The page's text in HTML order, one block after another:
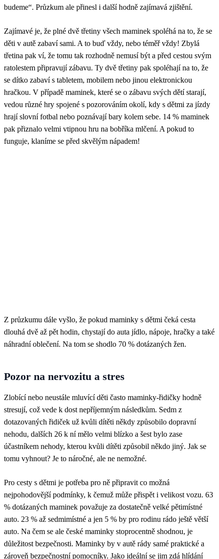
budeme“. Průzkum ale přinesl i další hodně zajímavá zjištění.
Zajímavé je, že plné dvě třetiny všech maminek spoléhá na to, že se
děti v autě zabaví sami. A to buď vždy, nebo téměř vždy! Zbylá
třetina pak ví, že tomu tak rozhodně nemusí být a před cestou svým
ratolestem připravují zábavu. Ty dvě třetiny pak spoléhají na to, že
se dítko zabaví s tabletem, mobilem nebo jinou elektronickou
hračkou. V případě maminek, které se o zábavu svých dětí starají,
vedou různé hry spojené s pozorováním okolí, kdy s dětmi za jízdy
hrají slovní fotbal nebo poznávají bary kolem sebe. 14 % maminek
pak přiznalo velmi vtipnou hru na bobříka mlčení. A pokud to
funguje, klaníme se před skvělým nápadem!
Z průzkumu dále vyšlo, že pokud maminky s dětmi čeká cesta
dlouhá dvě až pět hodin, chystají do auta jídlo, nápoje, hračky a také
náhradní oblečení. Na tom se shodlo 70 % dotázaných žen.
Pozor na nervozitu a stres
Zlobící nebo neustále mluvící děti často maminky-řidičky hodně
stresují, což vede k dost nepříjemným následkům. Sedm z
dotazovaných řidiček už kvůli dítěti někdy způsobilo dopravní
nehodu, dalších 26 k ní mělo velmi blízko a šest bylo zase
účastníkem nehody, kterou kvůli dítěti způsobil někdo jiný. Jak se
tomu vyhnout? Je to náročné, ale ne nemožné.
Pro cesty s dětmi je potřeba pro ně připravit co možná
nejpohodovější podmínky, k čemuž může přispět i velikost vozu. 63
% dotázaných maminek považuje za dostatečně velké pětimístné
auto. 23 % až sedmimístné a jen 5 % by pro rodinu rádo ještě větší
auto. Na čem se ale české maminky stoprocentně shodnou, je
důležitost bezpečnosti. Maminky by v autě rády samé praktické a
zároveň bezpečnostní pomocníky. Jako ideální se jim zdá hlídání